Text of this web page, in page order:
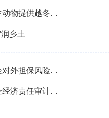
哈腾套海自然保护区为野生动物提供越冬保障
乡土
巴彦淖尔市审计局强化国企对外担保风险管控
巴彦淖尔市审计局提升国企经济责任审计质量